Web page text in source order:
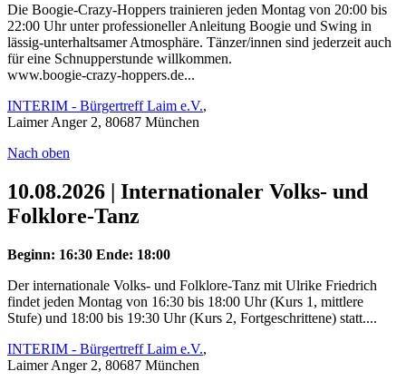
Die Boogie-Crazy-Hoppers trainieren jeden Montag von 20:00 bis
22:00 Uhr unter professioneller Anleitung Boogie und Swing in
lässig-unterhaltsamer Atmosphäre. Tänzer/innen sind jederzeit auch
für eine Schnupperstunde willkommen.
www.boogie-crazy-hoppers.de...
INTERIM - Bürgertreff Laim e.V.,
Laimer Anger 2, 80687 München
Nach oben
10.08.2026 | Internationaler Volks- und
Folklore-Tanz
Beginn: 16:30 Ende: 18:00
Der internationale Volks- und Folklore-Tanz mit Ulrike Friedrich
findet jeden Montag von 16:30 bis 18:00 Uhr (Kurs 1, mittlere
Stufe) und 18:00 bis 19:30 Uhr (Kurs 2, Fortgeschrittene) statt....
INTERIM - Bürgertreff Laim e.V.,
Laimer Anger 2, 80687 München